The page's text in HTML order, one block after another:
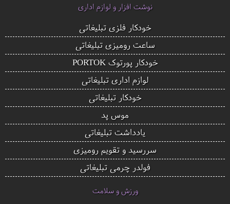
نوشت افزار و لوازم اداری
خودکار فلزی تبلیغاتی
ساعت رومیزی تبلیغاتی
خودکار پورتوک PORTOK
لوازم اداری تبلیغاتی
خودکار تبلیغاتی
موس پد
یادداشت تبلیغاتی
سررسید و تقویم رومیزی
فولدر چرمی تبلیغاتی
ورزش و سلامت